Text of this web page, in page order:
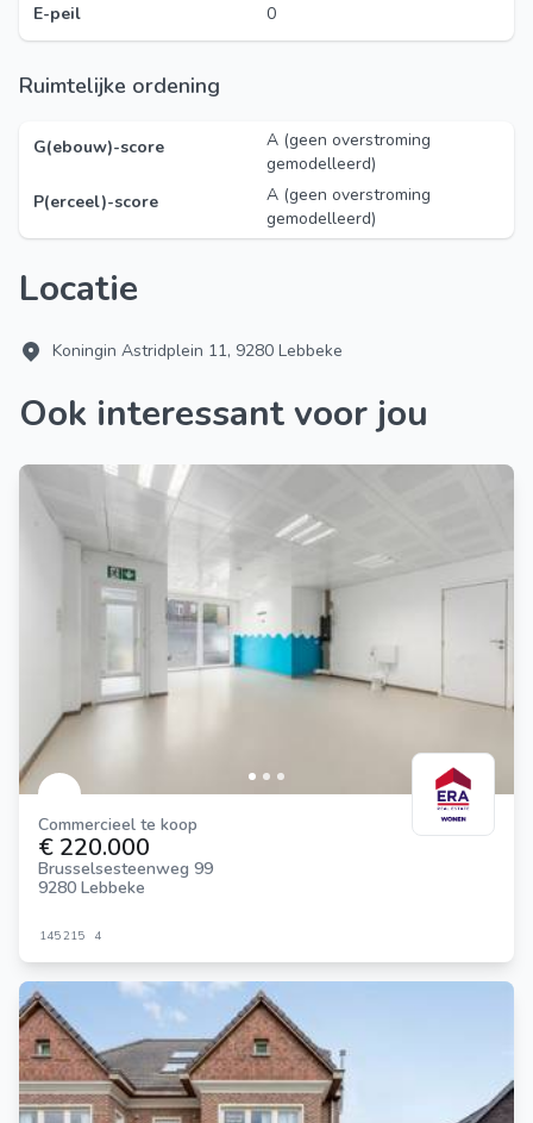
E-peil 0
Ruimtelijke ordening
G(ebouw)-score
A (geen overstroming
gemodelleerd)
P(erceel)-score
A (geen overstroming
gemodelleerd)
Locatie
Koningin Astridplein 11, 9280 Lebbeke
Ook interessant voor jou
Commercieel te koop
€ 220.000
Brusselsesteenweg 99
9280 Lebbeke
145215 4